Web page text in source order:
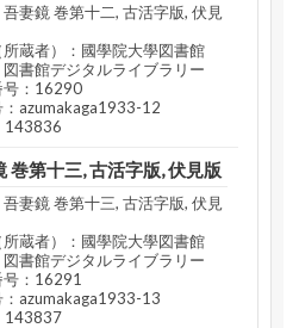
妻鏡 巻第十二, 古活字版, 伏見
所蔵者）：國學院大學図書館
図書館デジタルライブラリー
号：16290
：azumakaga1933-12
143836
巻第十三, 古活字版, 伏見版
妻鏡 巻第十三, 古活字版, 伏見
所蔵者）：國學院大學図書館
図書館デジタルライブラリー
号：16291
：azumakaga1933-13
143837